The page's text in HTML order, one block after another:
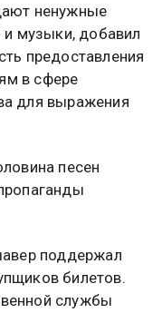
ненужные
и музыки, добавил
предоставления
в сфере
для выражения
песен
поддержал
билетов.
службы